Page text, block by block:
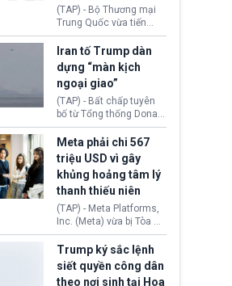
(TAP) - Bộ Thương mại
Trung Quốc vừa tiến
hành áp đặt lệnh trừng
phạt lên hàng loạt thực
thể và siết chặt kiểm
soát xuất khẩu máy bay
không người lái (UAV)
sang Hoa Kỳ. Động thái
này nhằm đáp trả các
biện pháp hạn chế
thương mại, áp thuế mới
cùng lệnh cấm công
nghệ gần đây từ phía
Washington.
Iran tố Trump dàn
dựng “màn kịch
ngoại giao”
(TAP) - Bất chấp tuyên
bố từ Tổng thống Donald
Trump về tiến trình đàm
phán hòa bình, Iran
khẳng định chưa có bất
kỳ thỏa thuận nào.
Tehran cho rằng, Hoa Kỳ
chỉ đang dàn dựng “màn
kịch ngoại giao” để xoa
dịu căng thẳng.
Meta phải chi 567
triệu USD vì gây
khủng hoảng tâm lý
thanh thiếu niên
(TAP) - Meta Platforms,
Inc. (Meta) vừa bị Tòa án
bang New Mexico yêu
cầu đóng góp 567 triệu
USD vào một quỹ khắc
phục hậu quả. Quyết
Trump ký sắc lệnh
siết quyền công dân
theo nơi sinh tại Hoa